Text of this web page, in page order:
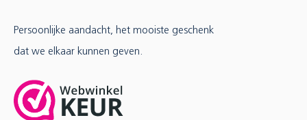
Persoonlijke aandacht, het mooiste geschenk
dat we elkaar kunnen geven.